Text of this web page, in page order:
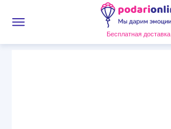
Бесплатная доставка